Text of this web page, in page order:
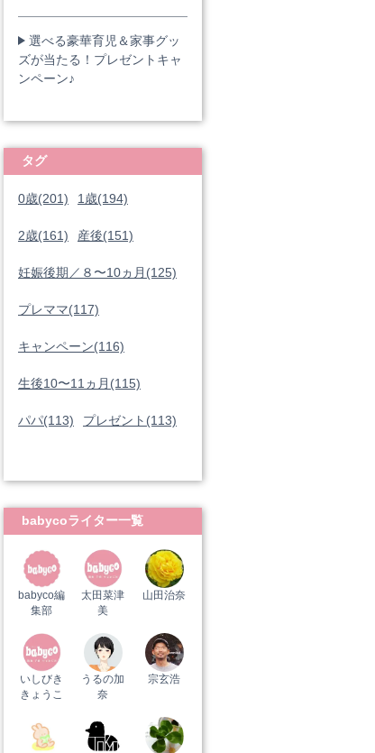
選べる豪華育児＆家事グッ
ズが当たる！プレゼントキャ
ンペーン♪
タグ
0歳(201) 1歳(194)
2歳(161) 産後(151)
妊娠後期／８〜10ヵ月(125)
プレママ(117)
キャンペーン(116)
生後10〜11ヵ月(115)
パパ(113) プレゼント(113)
babycoライター一覧
babyco編
集部
太田菜津
美
山田治奈
いしびき
きょうこ
うるの加
奈
宗玄浩